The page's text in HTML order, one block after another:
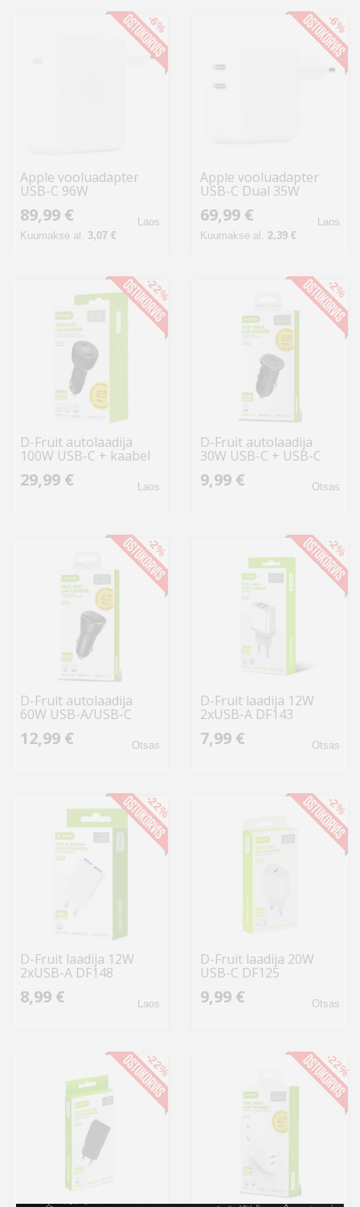
Apple vooluadapter
USB-C 96W
89,99 €
Kuumakse al. 3,07 €
Laos
-6%
Apple vooluadapter
USB-C Dual 35W
69,99 €
Kuumakse al. 2,39 €
Laos
-6%
D-Fruit autolaadija
100W USB-C + kaabel
29,99 € Laos
-22%
D-Fruit autolaadija
30W USB-C + USB-C
9,99 € Otsas
-2%
D-Fruit autolaadija
60W USB-A/USB-C
12,99 € Otsas
-2%
D-Fruit laadija 12W
2xUSB-A DF143
7,99 € Otsas
-2%
D-Fruit laadija 12W
2xUSB-A DF148
8,99 € Laos
-22%
D-Fruit laadija 20W
USB-C DF125
9,99 € Otsas
-2%
-22% -22%